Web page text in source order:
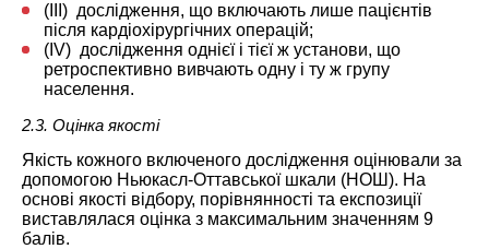
(III) дослідження, що включають лише пацієнтів
після кардіохірургічних операцій;
(IV) дослідження однієї і тієї ж установи, що
ретроспективно вивчають одну і ту ж групу
населення.
2.3. Оцінка якості
Якість кожного включеного дослідження оцінювали за
допомогою Ньюкасл-Оттавської шкали (НОШ). На
основі якості відбору, порівнянності та експозиції
виставлялася оцінка з максимальним значенням 9
балів.